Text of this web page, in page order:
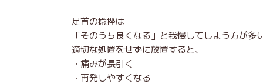
足首の捻挫は
「そのうち良くなる」と我慢してしまう方が多
適切な処置をせずに放置すると、
・痛みが長引く
・再発しやすくなる